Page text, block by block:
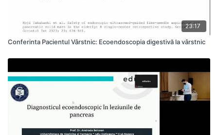
23:17
Conferinta Pacientul Vârstnic: Ecoendoscopia digestivă la vârstnic